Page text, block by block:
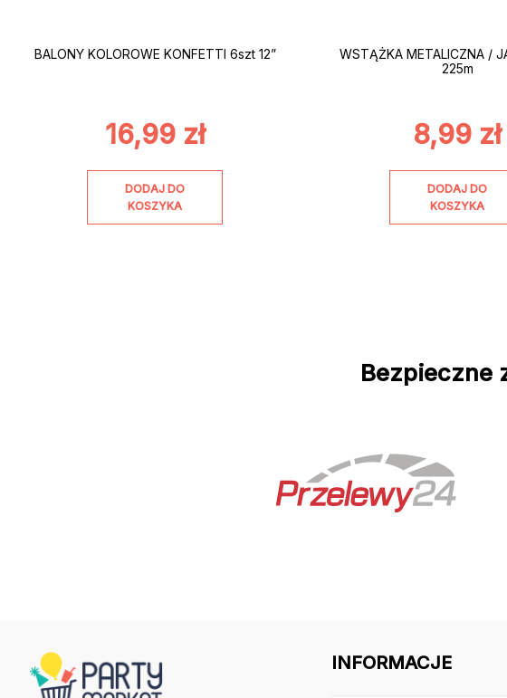
BALONY KOLOROWE KONFETTI 6szt 12”
16,99 zł
DODAJ DO
KOSZYKA
WSTĄŻKA METALICZNA /
225m
8,99 zł
DODAJ DO
KOSZYKA
Bezpieczne
INFORMACJE